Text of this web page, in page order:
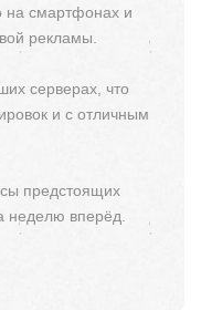
на смартфонах и
рекламы.
серверах, что
и с отличным
предстоящих
неделю вперёд.